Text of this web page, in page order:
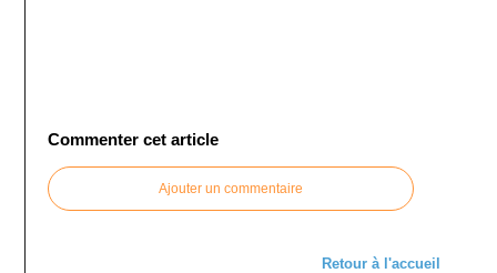
Commenter cet article
Ajouter un commentaire
Retour à l'accueil